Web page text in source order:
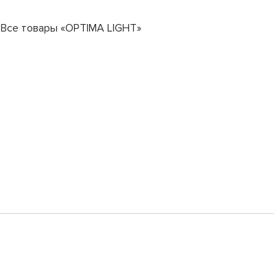
Все товары «OPTIMA LIGHT»